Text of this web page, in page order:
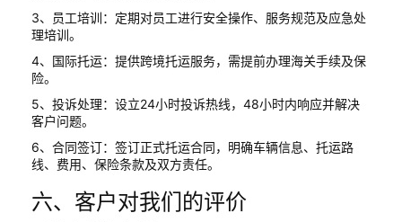
3、员工培训：定期对员工进行安全操作、服务规范及应急处
理培训。
4、国际托运：提供跨境托运服务，需提前办理海关手续及保
险。
5、投诉处理：设立24小时投诉热线，48小时内响应并解决
客户问题。
6、合同签订：签订正式托运合同，明确车辆信息、托运路
线、费用、保险条款及双方责任。
六、客户对我们的评价